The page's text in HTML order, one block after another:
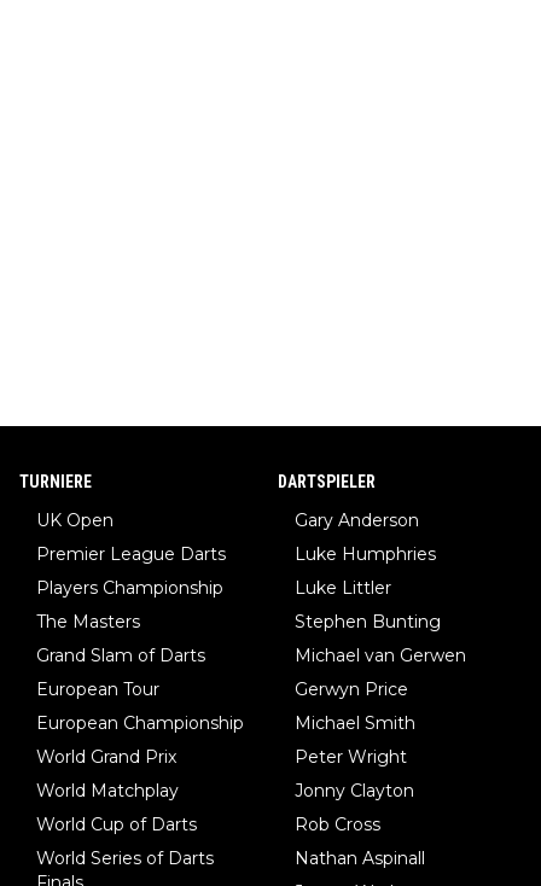
TURNIERE
UK Open
Premier League Darts
Players Championship
The Masters
Grand Slam of Darts
European Tour
European Championship
World Grand Prix
World Matchplay
World Cup of Darts
World Series of Darts
DARTSPIELER
Gary Anderson
Luke Humphries
Luke Littler
Stephen Bunting
Michael van Gerwen
Gerwyn Price
Michael Smith
Peter Wright
Jonny Clayton
Rob Cross
Nathan Aspinall